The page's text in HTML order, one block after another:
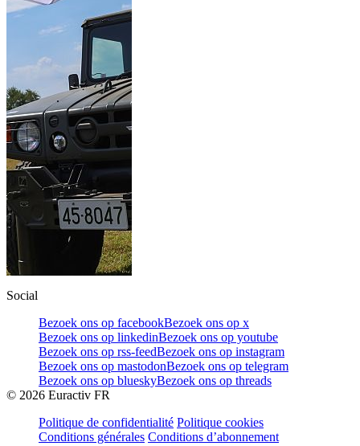
Social
Bezoek ons op facebookBezoek ons op x
Bezoek ons op linkedinBezoek ons op youtube
Bezoek ons op rss-feedBezoek ons op instagram
Bezoek ons op mastodonBezoek ons op telegram
Bezoek ons op blueskyBezoek ons op threads
© 2026 Euractiv FR
Politique de confidentialité Politique cookies
Conditions générales Conditions d’abonnement